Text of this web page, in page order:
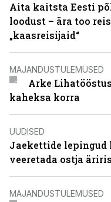
Aita kaitsta Eesti
loodust – ära too
„kaasreisijaid“
MAJANDUSTULEMUSED
Arke
kaheksa korra
UUDISED
Jaekettide lepingud
veeretada ostja
MAJANDUSTULEMUSED